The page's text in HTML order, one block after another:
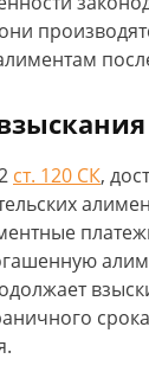
ст. 120 СК,